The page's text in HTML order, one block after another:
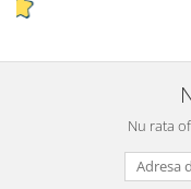
Nu rata